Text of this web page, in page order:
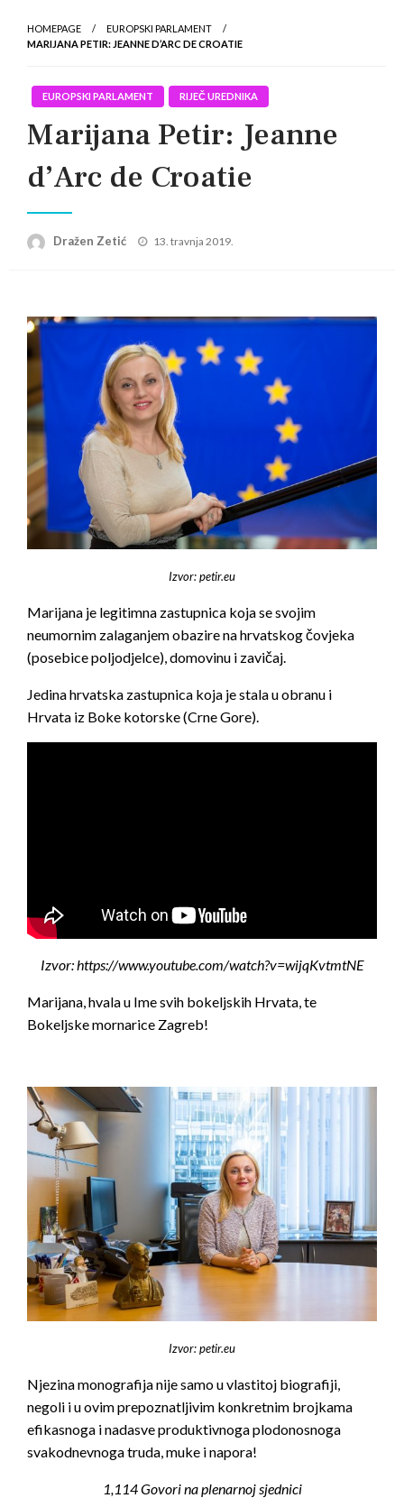
HOMEPAGE
EUROPSKI PARLAMENT
MARIJANA PETIR: JEANNE D’ARC DE CROATIE
EUROPSKI PARLAMENT RIJEČ UREDNIKA
Marijana Petir: Jeanne
d’Arc de Croatie
Dražen Zetić
Posted
13. travnja 2019.
Izvor: petir.eu
Marijana je legitimna zastupnica koja se svojim
neumornim zalaganjem obazire na hrvatskog čovjeka
(posebice poljodjelce), domovinu i zavičaj.
Jedina hrvatska zastupnica koja je stala u obranu i
Hrvata iz Boke kotorske (Crne Gore).
Izvor: https://www.youtube.com/watch?v=wijqKvtmtNE
Marijana, hvala u Ime svih bokeljskih Hrvata, te
Bokeljske mornarice Zagreb!
Izvor: petir.eu
Njezina monografija nije samo u vlastitoj biografiji,
negoli i u ovim prepoznatljivim konkretnim brojkama
efikasnoga i nadasve produktivnoga plodonosnoga
svakodnevnoga truda, muke i napora!
1,114 Govori na plenarnoj sjednici